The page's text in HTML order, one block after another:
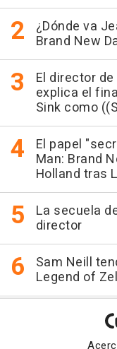
¿Dónde va
Brand New
El director
explica el
Sink como
El papel
Man: Brand
Holland tras
La secuela
director
Sam Neill
Legend of